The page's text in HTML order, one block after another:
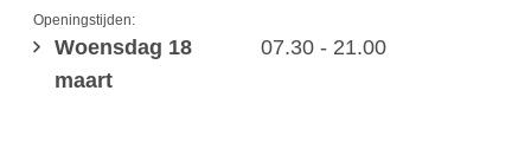
Openingstijden:
Woensdag 18
maart
07.30 - 21.00